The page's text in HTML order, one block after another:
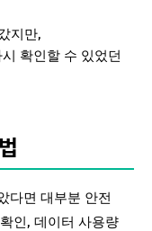
지만,
확인할 수 있었던
다면 대부분 안전
인, 데이터 사용량